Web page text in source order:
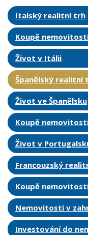
Italský realitní trh
Koupě
Život v Itálii
Španělský realitní
Život ve Španělsku
Koupě
Život v
Francouzský
Koupě
Nemovitosti v
Investování do